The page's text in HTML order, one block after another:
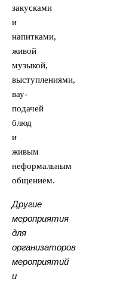
закусками
и
напитками,
живой
музыкой,
выступлениями,
вау-
подачей
блюд
и
живым
неформальным
общением.
Другие
мероприятия
для
организаторов
мероприятий
и